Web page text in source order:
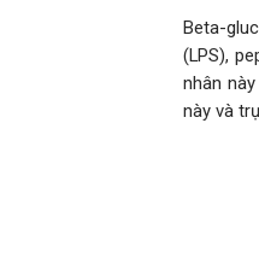
Beta-
(LPS),
nhân
này và